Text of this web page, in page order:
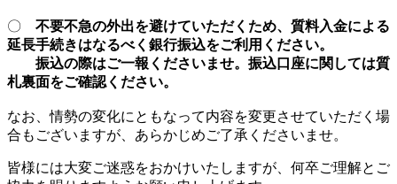
〇 不要不急の外出を避けていただくため、質料入金による
延長手続きはなるべく銀行振込をご利用ください。
振込の際はご一報くださいませ。振込口座に関しては質
札裏面をご確認ください。
なお、情勢の変化にともなって内容を変更させていただく場
合もございますが、あらかじめご了承くださいませ。
皆様には大変ご迷惑をおかけいたしますが、何卒ご理解とご